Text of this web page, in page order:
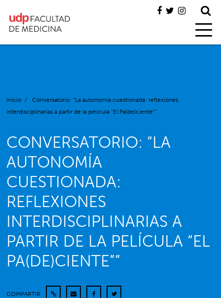
Inicio /
Conversatorio: “La autonomía cuestionada: reflexiones
interdisciplinarias a partir de la película “El Pa(de)ciente””
CONVERSATORIO: “LA
AUTONOMÍA
CUESTIONADA:
REFLEXIONES
INTERDISCIPLINARIAS A
PARTIR DE LA PELÍCULA “EL
PA(DE)CIENTE””
COMPARTIR